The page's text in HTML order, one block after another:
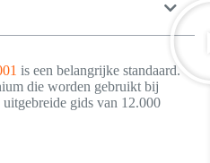
is een belangrijke standaard.
die worden gebruikt bij
gids van 12.000